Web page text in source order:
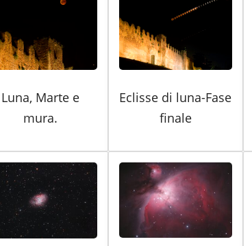
Luna, Marte e
mura.
Eclisse di luna-Fase
finale